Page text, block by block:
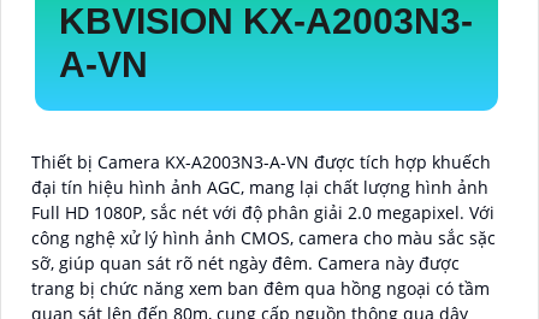
KBVISION KX-A2003N3-
A-VN
Thiết bị Camera KX-A2003N3-A-VN được tích hợp khuếch
đại tín hiệu hình ảnh AGC, mang lại chất lượng hình ảnh
Full HD 1080P, sắc nét với độ phân giải 2.0 megapixel. Với
công nghệ xử lý hình ảnh CMOS, camera cho màu sắc sặc
sỡ, giúp quan sát rõ nét ngày đêm. Camera này được
trang bị chức năng xem ban đêm qua hồng ngoại có tầm
quan sát lên đến 80m, cung cấp nguồn thông qua dây